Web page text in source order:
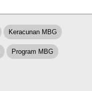
Keracunan MBG
Program MBG